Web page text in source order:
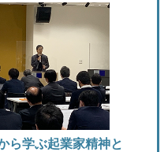
ら学ぶ起業家精神と